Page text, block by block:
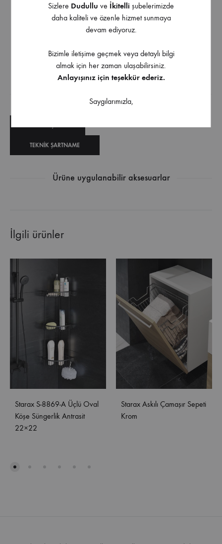
Basit kuruluma sahip olan ürünümüzün üzerinde
kurulum talimatları bulunmaktadır.
Montajı gerçekleştirilmiş ürünlerin iadesi kabul
edilmemektedir.
TEKNIK ŞARTNAME
Ürüne uygulanabilir aksesuarlar
İlgili ürünler
Starax S-8869-A Üçlü Oval
Köşe Süngerlik Antrasit
22×22
Starax Askılı Çamaşır Sepeti
Krom
Sizlere Dudullu ve İkitelli şubelerimizde
daha kaliteli ve özenle hizmet sunmaya
devam ediyoruz.
Bizimle iletişime geçmek veya detaylı bilgi
almak için her zaman ulaşabilirsiniz.
Anlayışınız için teşekkür ederiz.
Saygılarımızla,